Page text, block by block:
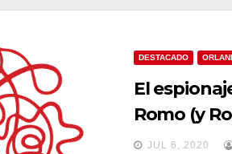
DESTACADO
El
Romo (y
JUL 6, 2020